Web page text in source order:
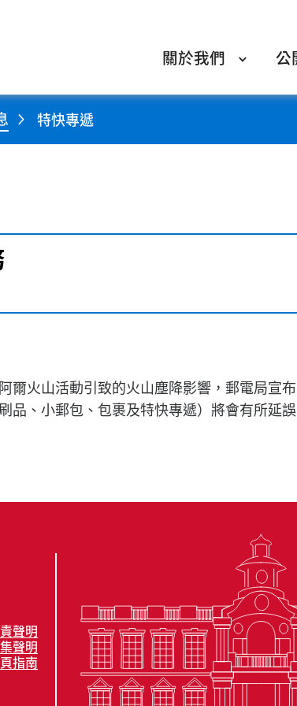
關於我們 公
特快專遞
爾火山活動引致的火山塵降影響，郵電局宣
品、小郵包、包裹及特快專遞）將會有所延
聲明
聲明
指南